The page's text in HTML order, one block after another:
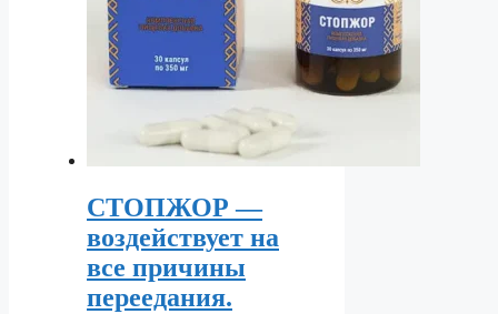
СТОПЖОР —
воздействует на
все причины
переедания.